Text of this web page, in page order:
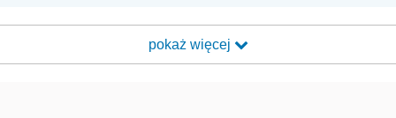
pokaż więcej